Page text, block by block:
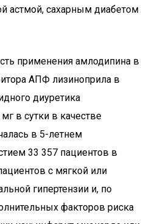
астмой, сахарным диабетом
применения амлодипина в
АПФ лизиноприла в
диуретика
в сутки в качестве
в 5-летнем
33 357 пациентов в
с мягкой или
гипертензии и, по
факторов риска